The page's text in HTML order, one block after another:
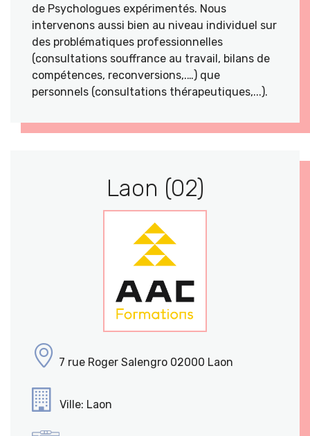
de Psychologues expérimentés. Nous
intervenons aussi bien au niveau individuel sur
des problématiques professionnelles
(consultations souffrance au travail, bilans de
compétences, reconversions,.…) que
personnels (consultations thérapeutiques,...).
Laon (02)
7 rue Roger Salengro 02000 Laon
Ville: Laon